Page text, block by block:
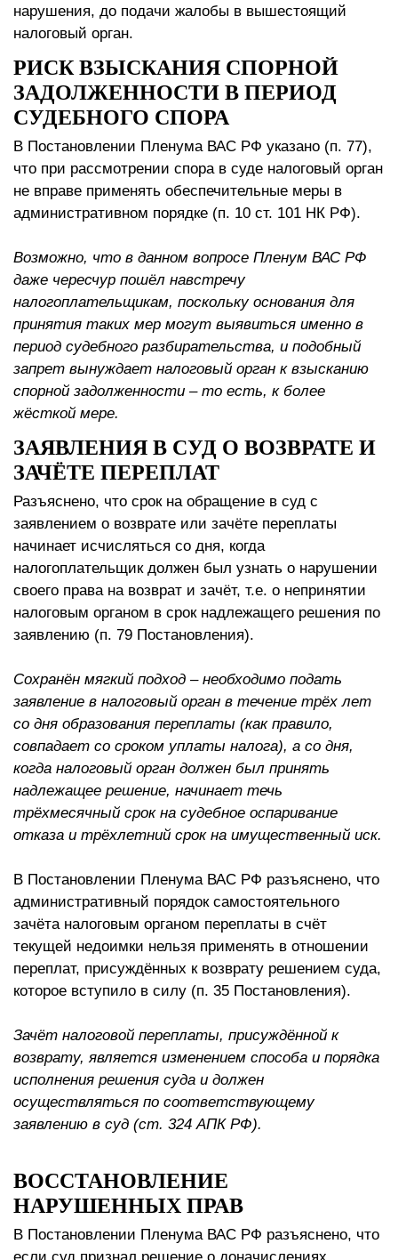
нарушения, до подачи жалобы в вышестоящий
налоговый орган.
РИСК ВЗЫСКАНИЯ СПОРНОЙ
ЗАДОЛЖЕННОСТИ В ПЕРИОД
СУДЕБНОГО СПОРА
В Постановлении Пленума ВАС РФ указано (п. 77),
что при рассмотрении спора в суде налоговый орган
не вправе применять обеспечительные меры в
административном порядке (п. 10 ст. 101 НК РФ).
Возможно, что в данном вопросе Пленум ВАС РФ
даже чересчур пошёл навстречу
налогоплательщикам, поскольку основания для
принятия таких мер могут выявиться именно в
период судебного разбирательства, и подобный
запрет вынуждает налоговый орган к взысканию
спорной задолженности – то есть, к более
жёсткой мере.
ЗАЯВЛЕНИЯ В СУД О ВОЗВРАТЕ И
ЗАЧЁТЕ ПЕРЕПЛАТ
Разъяснено, что срок на обращение в суд с
заявлением о возврате или зачёте переплаты
начинает исчисляться со дня, когда
налогоплательщик должен был узнать о нарушении
своего права на возврат и зачёт, т.е. о непринятии
налоговым органом в срок надлежащего решения по
заявлению (п. 79 Постановления).
Сохранён мягкий подход – необходимо подать
заявление в налоговый орган в течение трёх лет
со дня образования переплаты (как правило,
совпадает со сроком уплаты налога), а со дня,
когда налоговый орган должен был принять
надлежащее решение, начинает течь
трёхмесячный срок на судебное оспаривание
отказа и трёхлетний срок на имущественный иск.
В Постановлении Пленума ВАС РФ разъяснено, что
административный порядок самостоятельного
зачёта налоговым органом переплаты в счёт
текущей недоимки нельзя применять в отношении
переплат, присуждённых к возврату решением суда,
которое вступило в силу (п. 35 Постановления).
Зачёт налоговой переплаты, присуждённой к
возврату, является изменением способа и порядка
исполнения решения суда и должен
осуществляться по соответствующему
заявлению в суд (ст. 324 АПК РФ).
ВОССТАНОВЛЕНИЕ
НАРУШЕННЫХ ПРАВ
В Постановлении Пленума ВАС РФ разъяснено, что